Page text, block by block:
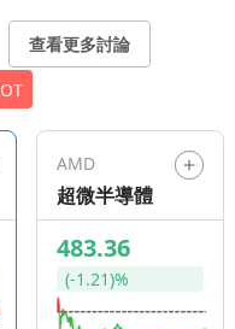
Hyperion是一個開
，旨在協助車輛達到L4級
合對Aeva來說是一個重
LiDAR感測器供應商的
駕車架構的全球乘用車
連結：https://is.gd/ufEHsa
查看更多討論
AMD
超微半導體
483.36
(-1.21)%